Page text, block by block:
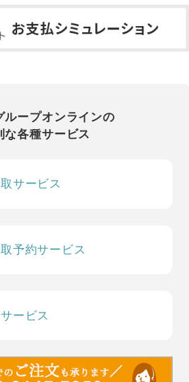
ループオンラインの
な各種サービス
サービス
予約サービス
ービス